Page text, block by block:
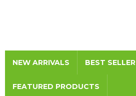
NEW ARRIVALS BEST SELLER
FEATURED PRODUCTS